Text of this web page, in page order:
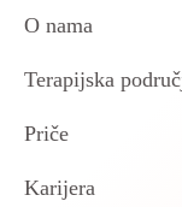
O nama
Terapijska
Priče
Karijera